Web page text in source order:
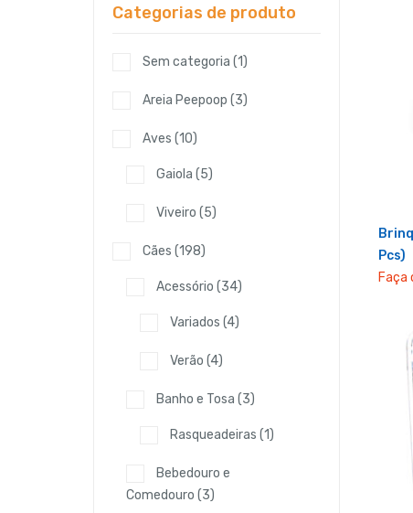
Pcs)
Faça
Categorias de produto
Sem categoria (1)
Areia Peepoop (3)
Aves (10)
Gaiola (5)
Viveiro (5)
Cães (198)
Acessório (34)
Variados (4)
Verão (4)
Banho e Tosa (3)
Rasqueadeiras (1)
Bebedouro e
Comedouro (3)